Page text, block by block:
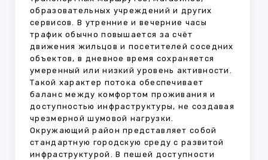
образовательных учреждений и других
сервисов. В утренние и вечерние часы
трафик обычно повышается за счёт
движения жильцов и посетителей соседних
объектов, в дневное время сохраняется
умеренный или низкий уровень активности.
Такой характер потока обеспечивает
баланс между комфортом проживания и
доступностью инфраструктуры, не создавая
чрезмерной шумовой нагрузки.
Окружающий район представляет собой
стандартную городскую среду с развитой
инфраструктурой. В пешей доступности